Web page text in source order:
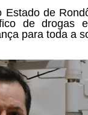
Estado de
de drogas
para toda a